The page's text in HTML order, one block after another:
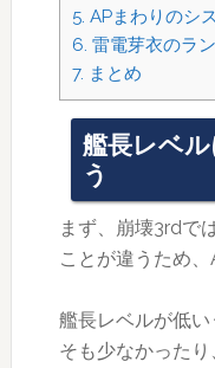
5. APまわりのシ
6. 雷電芽衣のラ
7. まとめ
艦長レベ
う
まず、崩壊3rdで
ことが違うため、
艦長レベルが低
そも少なかった